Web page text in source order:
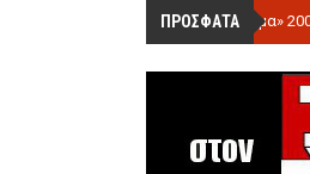
ΠΡΟΣΦΑΤΑ
»«Ολόγραμμα»